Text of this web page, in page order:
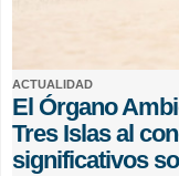
ACTUALIDAD
El Órgano
Tres Islas al
significativos